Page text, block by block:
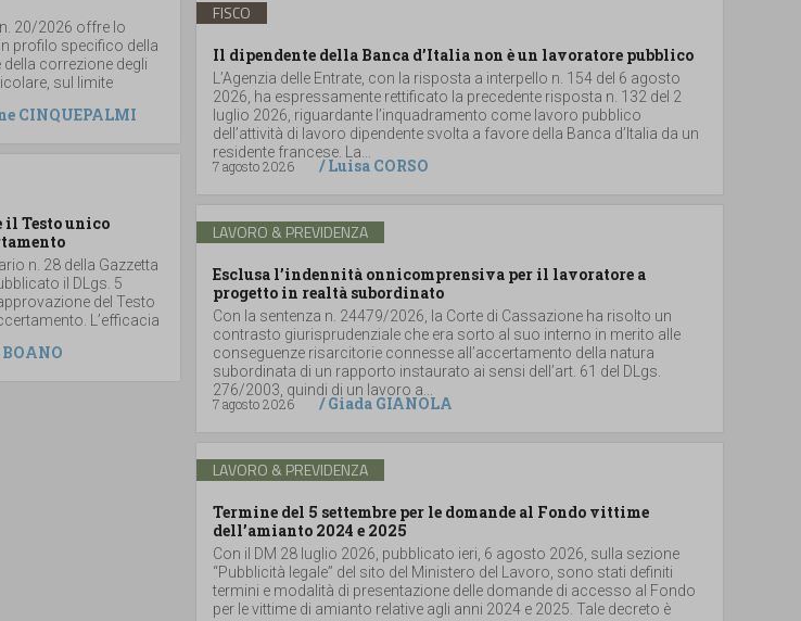
20/2026 offre lo
profilo specifico della
correzione degli
sul limite
CINQUEPALMI
Testo unico
n. 28 della Gazzetta
il DLgs. 5
del Testo
L’efficacia
FISCO
Il dipendente della Banca d’Italia non è un lavoratore pubblico
L’Agenzia delle Entrate, con la risposta a interpello n. 154 del 6 agosto
2026, ha espressamente rettificato la precedente risposta n. 132 del 2
luglio 2026, riguardante l’inquadramento come lavoro pubblico
dell’attività di lavoro dipendente svolta a favore della Banca d’Italia da un
residente francese. La...
7 agosto 2026
/Luisa CORSO
LAVORO & PREVIDENZA
Esclusa l’indennità onnicomprensiva per il lavoratore a
progetto in realtà subordinato
Con la sentenza n. 24479/2026, la Corte di Cassazione ha risolto un
contrasto giurisprudenziale che era sorto al suo interno in merito alle
conseguenze risarcitorie connesse all’accertamento della natura
subordinata di un rapporto instaurato ai sensi dell’art. 61 del DLgs.
276/2003, quindi di un lavoro a...
7 agosto 2026
/Giada GIANOLA
LAVORO & PREVIDENZA
Termine del 5 settembre per le domande al Fondo vittime
dell’amianto 2024 e 2025
Con il DM 28 luglio 2026, pubblicato ieri, 6 agosto 2026, sulla sezione
“Pubblicità legale” del sito del Ministero del Lavoro, sono stati definiti
termini e modalità di presentazione delle domande di accesso al Fondo
per le vittime di amianto relative agli anni 2024 e 2025. Tale decreto è